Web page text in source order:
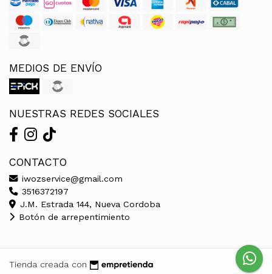
MEDIOS DE ENVÍO
NUESTRAS REDES SOCIALES
CONTACTO
iwozservice@gmail.com
3516372197
J.M. Estrada 144, Nueva Cordoba
Botón de arrepentimiento
Tienda creada con